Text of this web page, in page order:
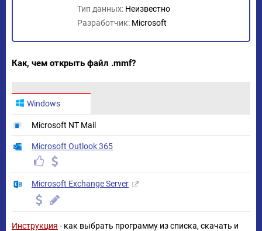
Тип данных: Неизвестно
Разработчик: Microsoft
Как, чем открыть файл .mmf?
Windows
Microsoft NT Mail
Microsoft Outlook 365
Microsoft Exchange Server
Инструкция - как выбрать программу из списка, скачать и